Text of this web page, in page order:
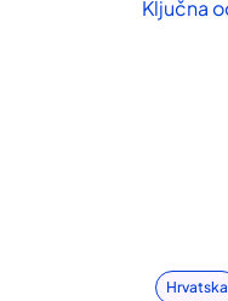
Hrvatska